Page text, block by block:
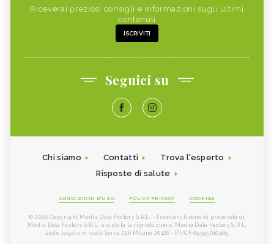
Riceverai preziosi consigli e informazioni sugli ultimi
contenuti
ISCRIVITI
Seguici su
Chi siamo Contatti
Trova l'esperto
Risposte di salute
CONDIZIONI D'USO POLICY PRIVACY COOKIES
© 2026 Copyright Media Data Factory S.R.L. - I contenuti sono di proprietà di
Media Data Factory S.R.L, è vietata la riproduzione. Media Data Factory S.R.L.
sede legale in viale Sarca 226 Milano 20126 - PI/CF 09595010969